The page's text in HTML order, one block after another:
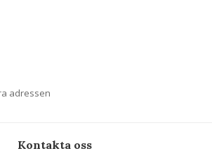
adressen
Kontakta oss